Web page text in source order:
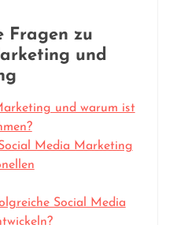
Fragen zu
und
und warum ist
Media Marketing
Social Media